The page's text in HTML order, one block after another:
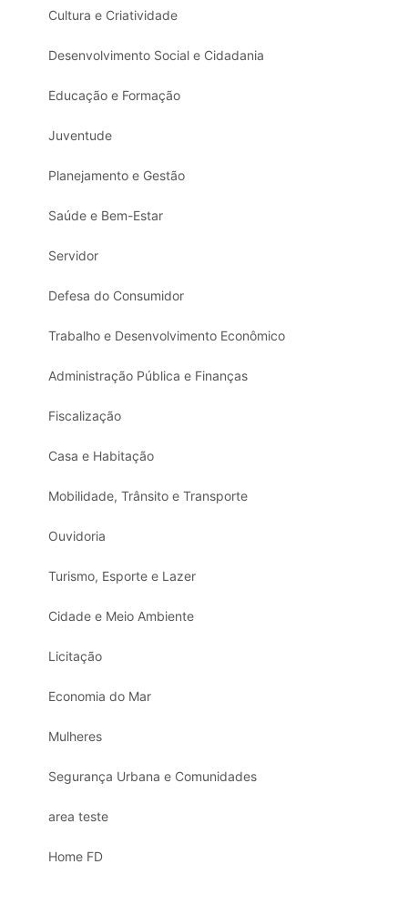
Cultura e Criatividade
Desenvolvimento Social e Cidadania
Educação e Formação
Juventude
Planejamento e Gestão
Saúde e Bem-Estar
Servidor
Defesa do Consumidor
Trabalho e Desenvolvimento Econômico
Administração Pública e Finanças
Fiscalização
Casa e Habitação
Mobilidade, Trânsito e Transporte
Ouvidoria
Turismo, Esporte e Lazer
Cidade e Meio Ambiente
Licitação
Economia do Mar
Mulheres
Segurança Urbana e Comunidades
area teste
Home FD